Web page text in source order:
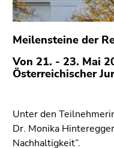
Positionsanzeige
(Zugriffstaste
2)
Hauptnavigation
(Zugriffstaste
Zu
den
Zusatzinformationen
Meilensteine der
Von 21. - 23. Mai
Österreichischer
Unter den
Dr. Monika
Nachhaltigkeit”.